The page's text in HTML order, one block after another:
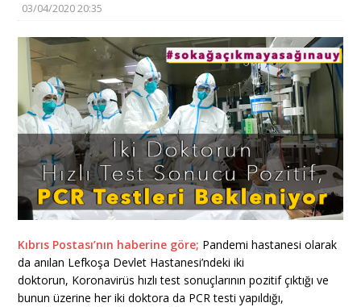
03/04/2020 20:35
Kıbrıs Postası’nın haberine göre; Pandemi hastanesi olarak
da anılan Lefkoşa Devlet Hastanesi’ndeki iki
doktorun, Koronavirüs hızlı test sonuçlarının pozitif çıktığı ve
bunun üzerine her iki doktora da PCR testi yapıldığı,